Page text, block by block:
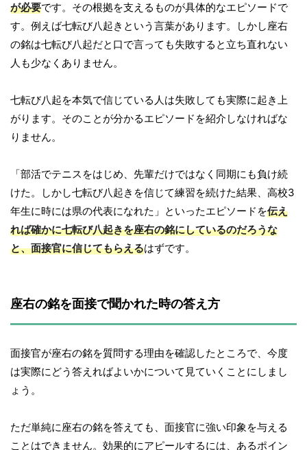
が必要です。その根拠を支えるものが具体的なエピソードで
す。例えば七転び八起きという言葉があります。しかし座右
の銘は七転び八起だと口で言っても失敗すると立ち直れない
人も少なくありません。
七転び八起を本気で信じている人は失敗しても実際に起き上
がります。そのことが分かるエピソードを紹介しなければな
りません。
「部活でテニスをはじめ、先輩だけではなく同期にも負け続
けた。しかし七転び八起きを信じて練習を続けた結果、高校3
年生に時には県の代表になれた」といったエピソードを伝え
れば確かに七転び八起きを座右の銘にしているのだろうな
と、面接官に信じてもらえるはずです。
座右の銘を面接で聞かれた時の答え方
面接官が座右の銘を質問する理由を確認したところで、今度
は実際にどう答えればよいかについて見ていくことにしまし
ょう。
ただ単純に座右の銘を答えても、面接官に強い印象を与える
ことはできません。効果的にアピールするには、あるポイン